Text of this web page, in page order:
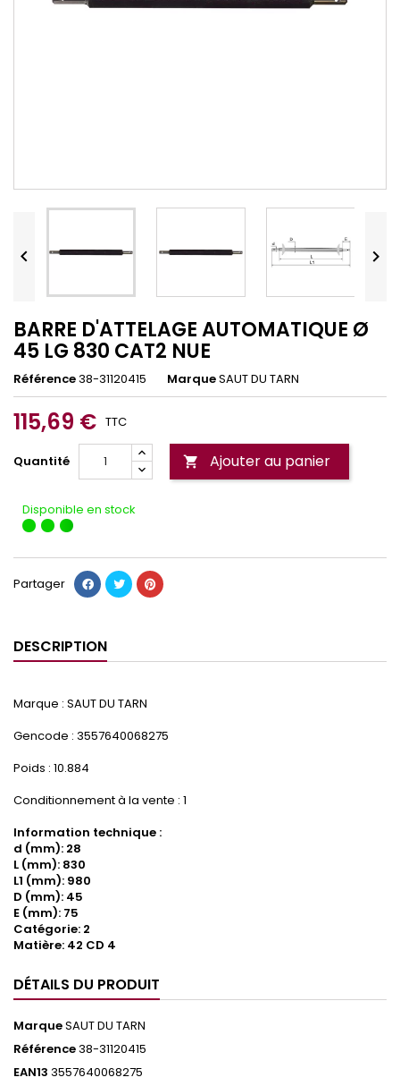
 
BARRE D'ATTELAGE AUTOMATIQUE Ø
45 LG 830 CAT2 NUE
Référence38-31120415 MarqueSAUT DU TARN
115,69 € TTC
Quantité  Ajouter au panier
Disponible en stock
Partager
DESCRIPTION
Marque : SAUT DU TARN
Gencode : 3557640068275
Poids : 10.884
Conditionnement à la vente : 1
Information technique :
d (mm): 28
L (mm): 830
L1 (mm): 980
D (mm): 45
E (mm): 75
Catégorie: 2
Matière: 42 CD 4
DÉTAILS DU PRODUIT
MarqueSAUT DU TARN
Référence38-31120415
EAN13 3557640068275